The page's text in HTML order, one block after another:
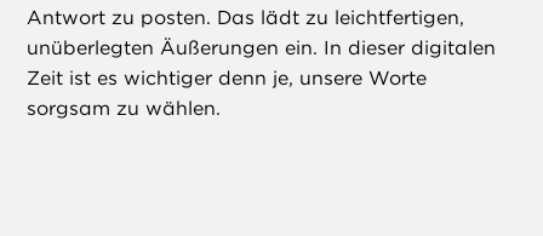
Antwort zu posten. Das lädt zu leichtfertigen,
unüberlegten Äußerungen ein. In dieser digitalen
Zeit ist es wichtiger denn je, unsere Worte
sorgsam zu wählen.